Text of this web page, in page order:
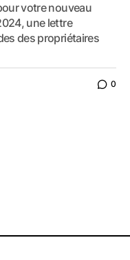
votre nouveau
une lettre
des propriétaires
0